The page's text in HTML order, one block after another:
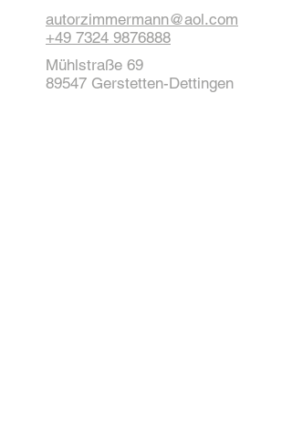
autorzimmermann@aol.com
+49 7324 9876888
Mühlstraße 69
89547 Gerstetten-Dettingen